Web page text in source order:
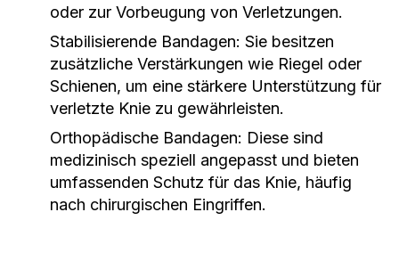
oder zur Vorbeugung von Verletzungen.
Stabilisierende Bandagen: Sie besitzen
zusätzliche Verstärkungen wie Riegel oder
Schienen, um eine stärkere Unterstützung für
verletzte Knie zu gewährleisten.
Orthopädische Bandagen: Diese sind
medizinisch speziell angepasst und bieten
umfassenden Schutz für das Knie, häufig
nach chirurgischen Eingriffen.